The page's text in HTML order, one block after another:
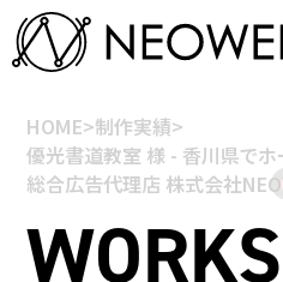
HOME>制作実績>
優光書道教室 様 - 香川県でホ
総合広告代理店 株式会社